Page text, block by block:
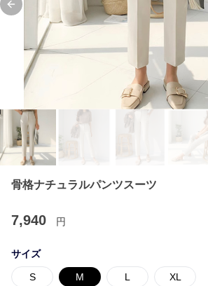
Previous slide
骨格ナチュラルパンツスーツ
7,940 円
サイズ
S M L XL